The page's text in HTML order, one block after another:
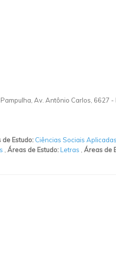
Av. Antônio Carlos, 6627 -
de Estudo: Ciências Sociais Aplicadas
, Áreas de Estudo:Letras , Áreas de